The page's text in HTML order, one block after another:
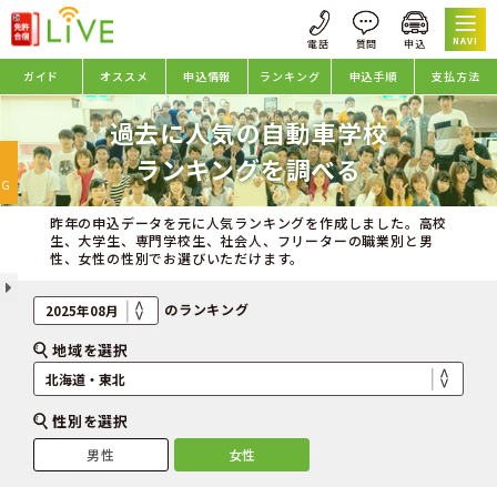
NAVI
ガイド オススメ 申込情報 ランキング 申込手順 支払方法
過去に人気の自動車学校
ランキングを調べる
昨年の申込データを元に人気ランキングを作成しました。高校
生、大学生、専門学校生、社会人、フリーターの職業別と男
性、女性の性別でお選びいただけます。
のランキング
地域を選択
性別を選択
男性 女性